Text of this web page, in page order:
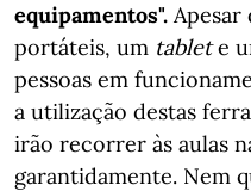
equipamentos".
portáteis, um tablete
pessoas em
a utilização destas
irão recorrer às aulas
garantidamente. Nem